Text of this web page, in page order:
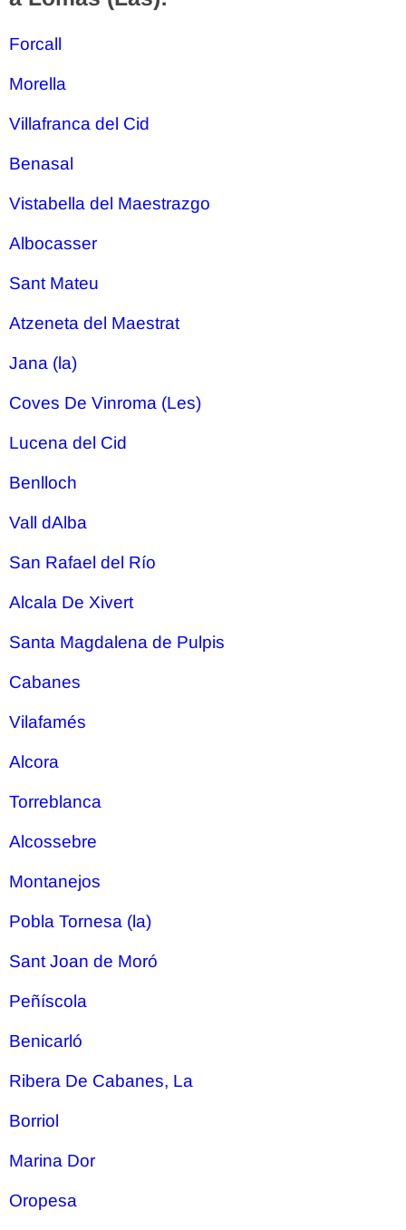
Forcall
Morella
Villafranca del Cid
Benasal
Vistabella del Maestrazgo
Albocasser
Sant Mateu
Atzeneta del Maestrat
Jana (la)
Coves De Vinroma (Les)
Lucena del Cid
Benlloch
Vall dAlba
San Rafael del Río
Alcala De Xivert
Santa Magdalena de Pulpis
Cabanes
Vilafamés
Alcora
Torreblanca
Alcossebre
Montanejos
Pobla Tornesa (la)
Sant Joan de Moró
Peñíscola
Benicarló
Ribera De Cabanes, La
Borriol
Marina Dor
Oropesa